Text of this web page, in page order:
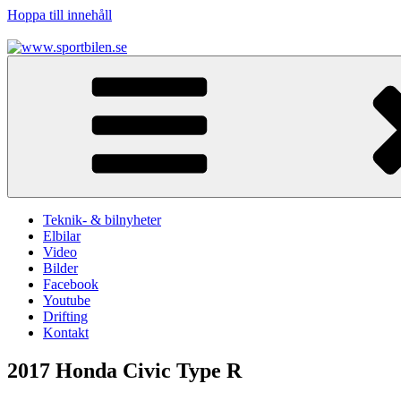
Hoppa till innehåll
www.sportbilen.se
Teknik- & bilnyheter
Elbilar
Video
Bilder
Facebook
Youtube
Drifting
Kontakt
2017 Honda Civic Type R